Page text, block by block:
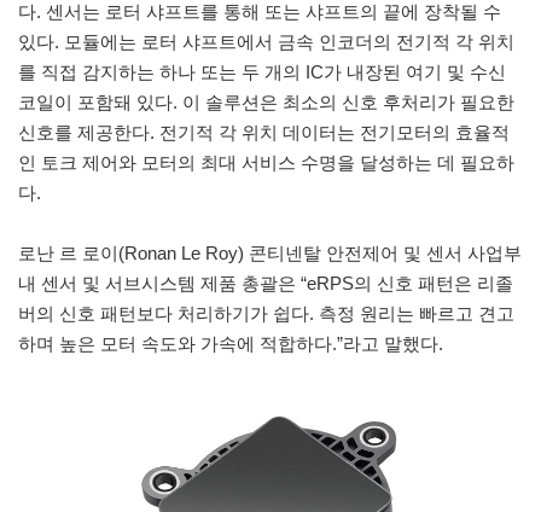
다. 센서는 로터 샤프트를 통해 또는 샤프트의 끝에 장착될 수
있다. 모듈에는 로터 샤프트에서 금속 인코더의 전기적 각 위치
를 직접 감지하는 하나 또는 두 개의 IC가 내장된 여기 및 수신
코일이 포함돼 있다. 이 솔루션은 최소의 신호 후처리가 필요한
신호를 제공한다. 전기적 각 위치 데이터는 전기모터의 효율적
인 토크 제어와 모터의 최대 서비스 수명을 달성하는 데 필요하
다.
로난 르 로이(Ronan Le Roy) 콘티넨탈 안전제어 및 센서 사업부
내 센서 및 서브시스템 제품 총괄은 “eRPS의 신호 패턴은 리졸
버의 신호 패턴보다 처리하기가 쉽다. 측정 원리는 빠르고 견고
하며 높은 모터 속도와 가속에 적합하다.”라고 말했다.